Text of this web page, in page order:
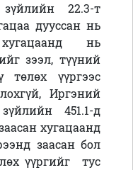
22.3-т
дууссан нь
нь
зээл, түүний
төлөх үүргээс
Иргэний
451.1-д
хугацаанд
заасан бол
үүргийг тус